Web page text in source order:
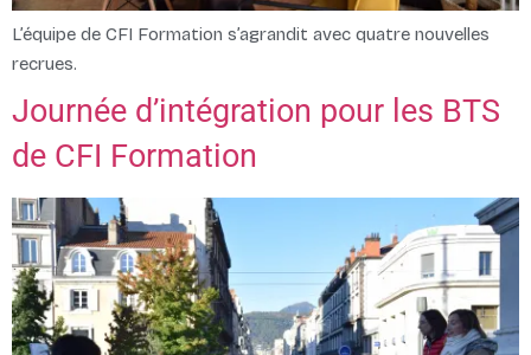
L’équipe de CFI Formation s’agrandit avec quatre nouvelles
recrues.
Journée d’intégration pour les BTS
de CFI Formation